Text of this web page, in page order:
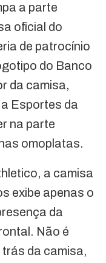
a parte
oficial do
de patrocínio
do Banco
da camisa,
Esportes da
na parte
omoplatas.
a camisa
exibe apenas o
da
Não é
da camisa,